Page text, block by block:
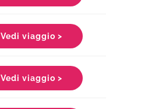
Vedi viaggio >
Vedi viaggio >